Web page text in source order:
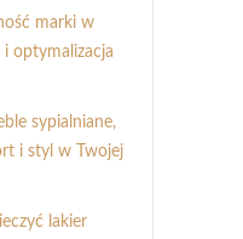
marki w
i optymalizacja
sypialniane,
i styl w Twojej
lakier